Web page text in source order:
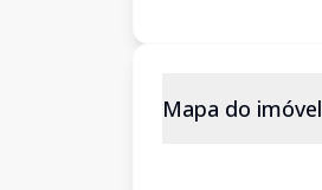
Mapa do imóvel